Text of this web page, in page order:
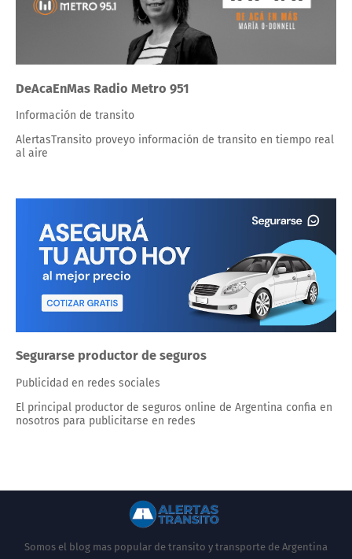
DeAcaEnMas Radio Metro 951
Información de transito
AlertasTransito proveyo información de transito en tiempo real
al aire
Segurarse productor de seguros
Publicidad en redes sociales
El principal productor de seguros online de Argentina confia en
nosotros para publicitarse en redes
Somos el blog mas popular de transito y transporte de Argentina